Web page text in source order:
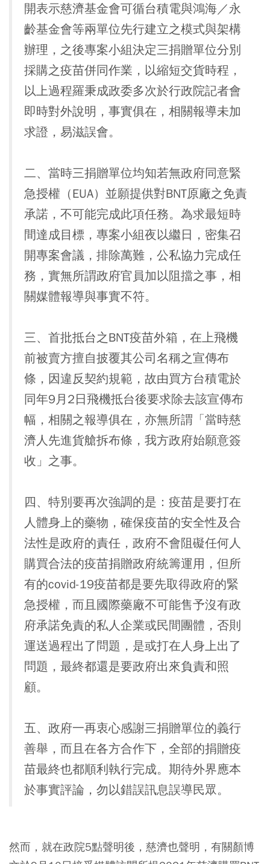
開表示慈濟基金會可循台積電與鴻海／永
齡基金會等兩單位先行建立之模式與架構
辦理，之後專案小組決定三捐贈單位分別
採購之疫苗併同作業，以縮短交貨時程，
以上過程羅秉成政委多次於行政院記者會
即時對外說明，事實俱在，相關報導未加
求證，易滋誤會。
二、當時三捐贈單位均知若無政府同意緊
急授權（EUA）並願提供對BNT原廠之免責
承諾，不可能完成此項任務。為求最短時
間達成目標，專案小組夜以繼日，密集召
開專案會議，排除萬難，公私協力完成任
務，實無所謂政府官員加以阻擋之事，相
關媒體報導與事實不符。
三、首批抵台之BNT疫苗外箱，在上飛機
前被賣方擅自披覆其公司名稱之宣傳布
條，因違反契約規範，故由買方台積電於
同年9月2日飛機抵台後要求除去該宣傳布
幅，相關之報導俱在，亦無所謂「當時慈
濟人先進貨艙拆布條，我方政府始願意簽
收」之事。
四、特別要再次強調的是：疫苗是要打在
人體身上的藥物，確保疫苗的安全性及合
法性是政府的責任，政府不會阻礙任何人
購買合法的疫苗捐贈政府統籌運用，但所
有的covid-19疫苗都是要先取得政府的緊
急授權，而且國際藥廠不可能售予沒有政
府承諾免責的私人企業或民間團體，否則
運送過程出了問題，是或打在人身上出了
問題，最終都還是要政府出來負責和照
顧。
五、政府一再衷心感謝三捐贈單位的義行
善舉，而且在各方合作下，全部的捐贈疫
苗最終也都順利執行完成。期待外界應本
於事實評論，勿以錯誤訊息誤導民眾。
然而，就在政院5點聲明後，慈濟也聲明，有關顏博